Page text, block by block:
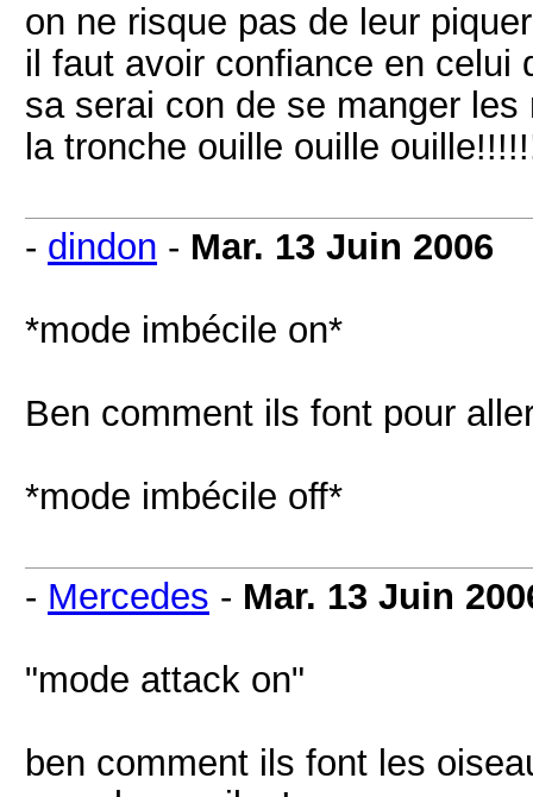
on ne risque pas de leur
il faut avoir confiance en celui
sa serai con de se manger
la tronche ouille ouille
- dindon - Mar. 13 Juin 2006
*mode imbécile on*
Ben comment ils font pour
*mode imbécile off*
- Mercedes - Mar. 13 Juin
"mode attack on"
ben comment ils font les